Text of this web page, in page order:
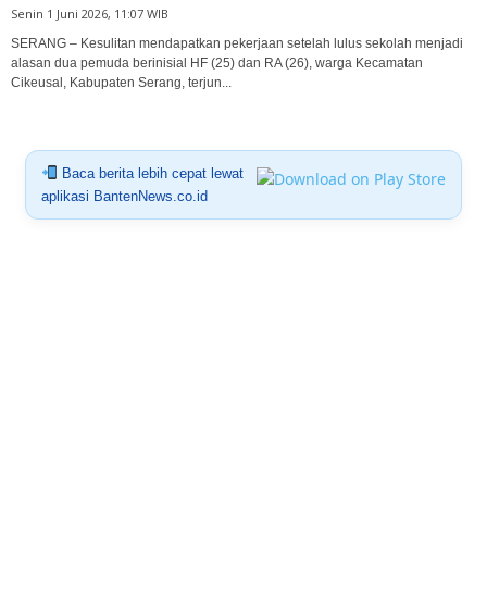
Senin 1 Juni 2026, 11:07 WIB
SERANG – Kesulitan mendapatkan pekerjaan setelah lulus sekolah menjadi
alasan dua pemuda berinisial HF (25) dan RA (26), warga Kecamatan
Cikeusal, Kabupaten Serang, terjun...
Baca berita lebih cepat lewat
aplikasi BantenNews.co.id